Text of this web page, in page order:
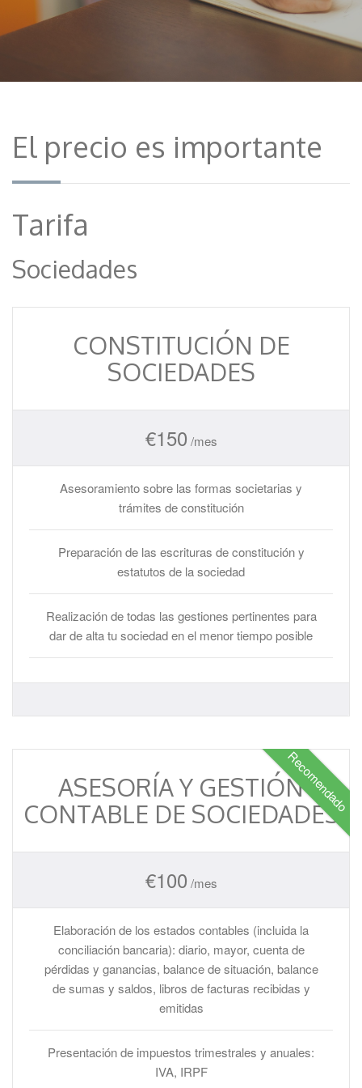
El precio es importante
Tarifa
Sociedades
CONSTITUCIÓN DE
SOCIEDADES
€150 /mes
Asesoramiento sobre las formas societarias y
trámites de constitución
Preparación de las escrituras de constitución y
estatutos de la sociedad
Realización de todas las gestiones pertinentes para
dar de alta tu sociedad en el menor tiempo posible
ASESORÍA Y GESTIÓN
CONTABLE DE SOCIEDADES
€100 /mes
Elaboración de los estados contables (incluida la
conciliación bancaria): diario, mayor, cuenta de
pérdidas y ganancias, balance de situación, balance
de sumas y saldos, libros de facturas recibidas y
emitidas
Presentación de impuestos trimestrales y anuales:
IVA, IRPF
Recomendado